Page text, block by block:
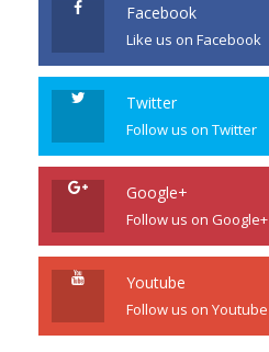
Facebook
Like us on Facebook
Twitter
Follow us on Twitter
Google+
Follow us on Google+
Youtube
Follow us on Youtube